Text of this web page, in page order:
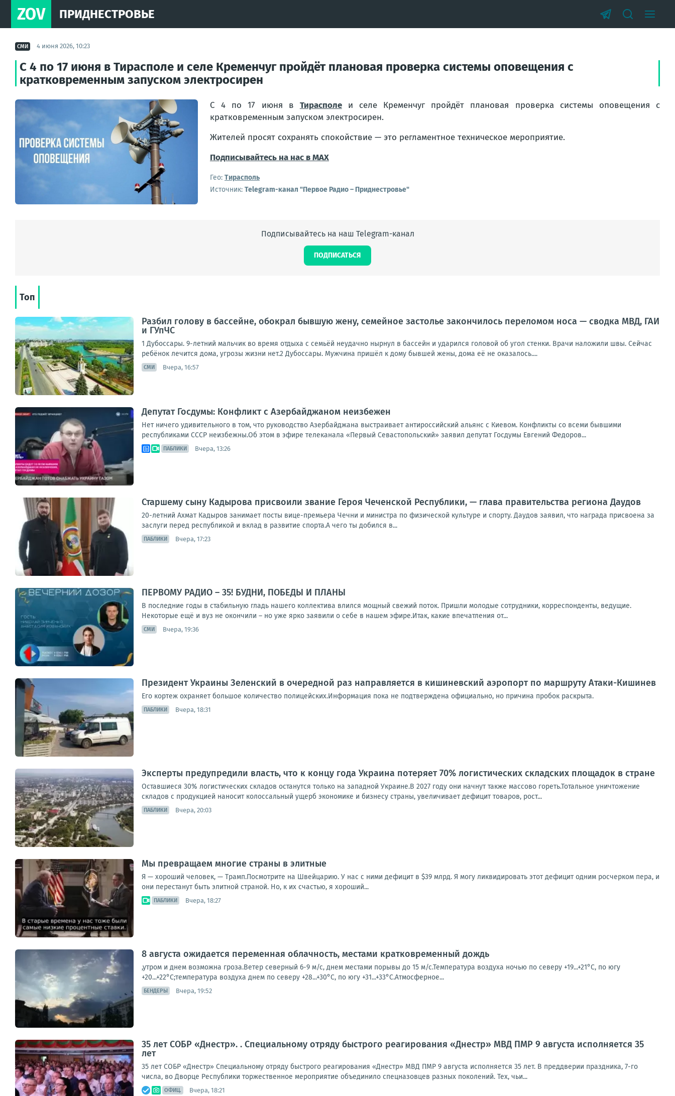
ZOV ПРИДНЕСТРОВЬЕ
СМИ 4 июня 2026, 10:23
С 4 по 17 июня в Тирасполе и селе Кременчуг пройдёт плановая проверка системы оповещения с
кратковременным запуском электросирен
С 4 по 17 июня в Тирасполеи селе Кременчуг пройдёт плановая проверка системы оповещения с
кратковременным запуском электросирен.
Жителей просят сохранять спокойствие — это регламентное техническое мероприятие.
Подписывайтесь на нас в MAX
Гео: Тирасполь
Источник: Telegram-канал "Первое Радио – Приднестровье"
Подписывайтесь на наш Telegram-канал
ПОДПИСАТЬСЯ
Топ
Разбил голову в бассейне, обокрал бывшую жену, семейное застолье закончилось переломом носа — сводка МВД, ГАИ
и ГУпЧС
1 Дубоссары. 9-летний мальчик во время отдыха с семьёй неудачно нырнул в бассейн и ударился головой об угол стенки. Врачи наложили швы. Сейчас
ребёнок лечится дома, угрозы жизни нет.2 Дубоссары. Мужчина пришёл к дому бывшей жены, дома её не оказалось....
СМИ Вчера, 16:57
Депутат Госдумы: Конфликт с Азербайджаном неизбежен
Нет ничего удивительного в том, что руководство Азербайджана выстраивает антироссийский альянс с Киевом. Конфликты со всеми бывшими
республиками СССР неизбежны.Об этом в эфире телеканала «Первый Севастопольский» заявил депутат Госдумы Евгений Федоров...
ПАБЛИКИ Вчера, 13:26
Старшему сыну Кадырова присвоили звание Героя Чеченской Республики, — глава правительства региона Даудов
20-летний Ахмат Кадыров занимает посты вице-премьера Чечни и министра по физической культуре и спорту. Даудов заявил, что награда присвоена за
заслуги перед республикой и вклад в развитие спорта.А чего ты добился в...
ПАБЛИКИ Вчера, 17:23
ПЕРВОМУ РАДИО – 35! БУДНИ, ПОБЕДЫ И ПЛАНЫ
В последние годы в стабильную гладь нашего коллектива влился мощный свежий поток. Пришли молодые сотрудники, корреспонденты, ведущие.
Некоторые ещё и вуз не окончили – но уже ярко заявили о себе в нашем эфире.Итак, какие впечатления от...
СМИ Вчера, 19:36
Президент Украины Зеленский в очередной раз направляется в кишиневский аэропорт по маршруту Атаки-Кишинев
Его кортеж охраняет большое количество полицейских.Информация пока не подтверждена официально, но причина пробок раскрыта.
ПАБЛИКИ Вчера, 18:31
Эксперты предупредили власть, что к концу года Украина потеряет 70% логистических складских площадок в стране
Оставшиеся 30% логистических складов останутся только на западной Украине.В 2027 году они начнут также массово гореть.Тотальное уничтожение
складов с продукцией наносит колоссальный ущерб экономике и бизнесу страны, увеличивает дефицит товаров, рост...
ПАБЛИКИ Вчера, 20:03
Мы превращаем многие страны в элитные
Я — хороший человек, — Трамп.Посмотрите на Швейцарию. У нас с ними дефицит в $39 млрд. Я могу ликвидировать этот дефицит одним росчерком пера, и
они перестанут быть элитной страной. Но, к их счастью, я хороший...
ПАБЛИКИ Вчера, 18:27
8 августа ожидается переменная облачность, местами кратковременный дождь
,утром и днем возможна гроза.Ветер северный 6-9 м/с, днем местами порывы до 15 м/с.Температура воздуха ночью по северу +19...+21°С, по югу
+20...+22°С;температура воздуха днем по северу +28...+30°С, по югу +31...+33°С.Атмосферное...
БЕНДЕРЫ Вчера, 19:52
35 лет СОБР «Днестр». . Специальному отряду быстрого реагирования «Днестр» МВД ПМР 9 августа исполняется 35
лет
35 лет СОБР «Днестр» Специальному отряду быстрого реагирования «Днестр» МВД ПМР 9 августа исполняется 35 лет. В преддверии праздника, 7-го
числа, во Дворце Республики торжественное мероприятие объединило спецназовцев разных поколений. Тех, чьи...
ОФИЦ. Вчера, 18:21